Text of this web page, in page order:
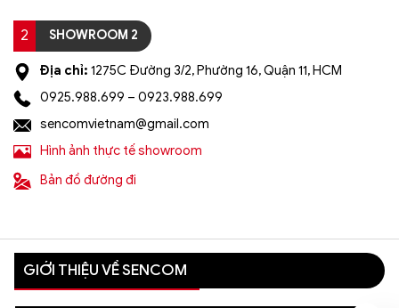
2 SHOWROOM 2
Địa chỉ: 1275C Đường 3/2, Phường 16, Quận 11, HCM
0925.988.699 – 0923.988.699
sencomvietnam@gmail.com
Hình ảnh thực tế showroom
Bản đồ đường đi
GIỚI THIỆU VỀ SENCOM